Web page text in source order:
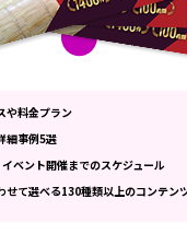
や料金プラン
細事例5選
イベント開催までのスケジュール
せて選べる130種類以上のコンテン